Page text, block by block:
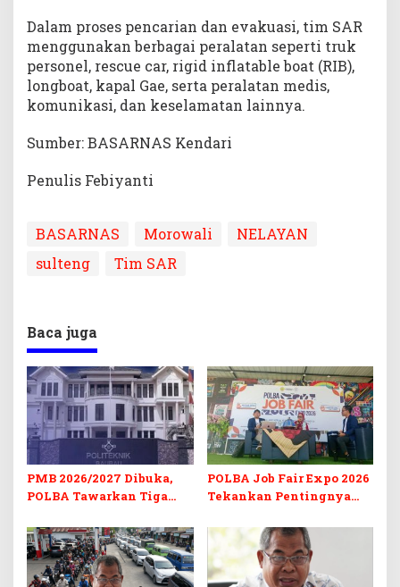
Dalam proses pencarian dan evakuasi, tim SAR
menggunakan berbagai peralatan seperti truk
personel, rescue car, rigid inflatable boat (RIB),
longboat, kapal Gae, serta peralatan medis,
komunikasi, dan keselamatan lainnya.
Sumber: BASARNAS Kendari
Penulis Febiyanti
BASARNAS Morowali
NELAYAN
sulteng
Tim SAR
Baca juga
PMB 2026/2027 Dibuka,
POLBA Tawarkan Tiga
Kuliah Gratis
POLBA Job Fair Expo 2026
Tekankan Pentingnya
Digital